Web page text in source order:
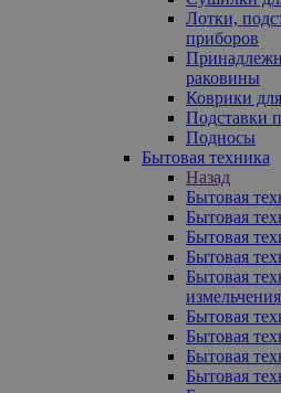
Лотки,
приборов
раковины
Коврики
Подставки
Подносы
Бытовая техника
Назад
Бытовая
Бытовая
Бытовая
Бытовая
Бытовая
измельчения
Бытовая
Бытовая
Бытовая
Бытовая